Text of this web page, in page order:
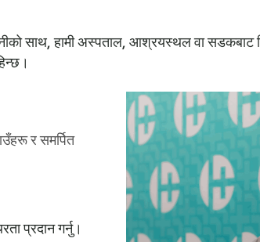
साथ, हामी अस्पताल, आश्रयस्थल वा सडकबाट
र समर्पित
प्रदान गर्नु।